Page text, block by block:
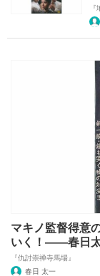
マキノ監督得意
いく！――春日
『仇討崇禅寺馬場』
春日 太一